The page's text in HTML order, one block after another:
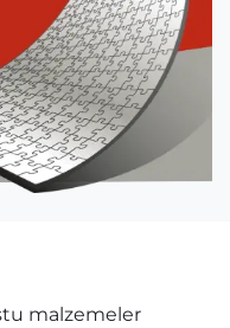
malzemeler